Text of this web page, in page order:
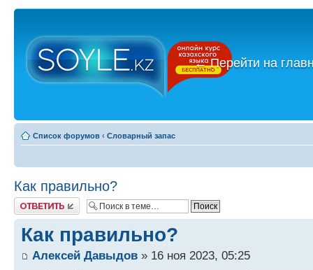
←Перейти на
Список форумов ‹ Словарный запас
Как правильно?
Ответить
Как правильно?
Алексей Давыдов » 16 ноя 2023, 05:25